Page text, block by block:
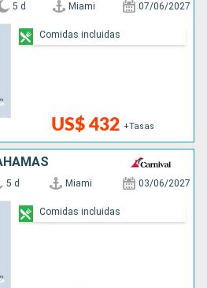
5 d Miami 07/06/2027
US$ 432 +Tasas
Comidas incluidas
5 d Miami 03/06/2027
Comidas incluidas